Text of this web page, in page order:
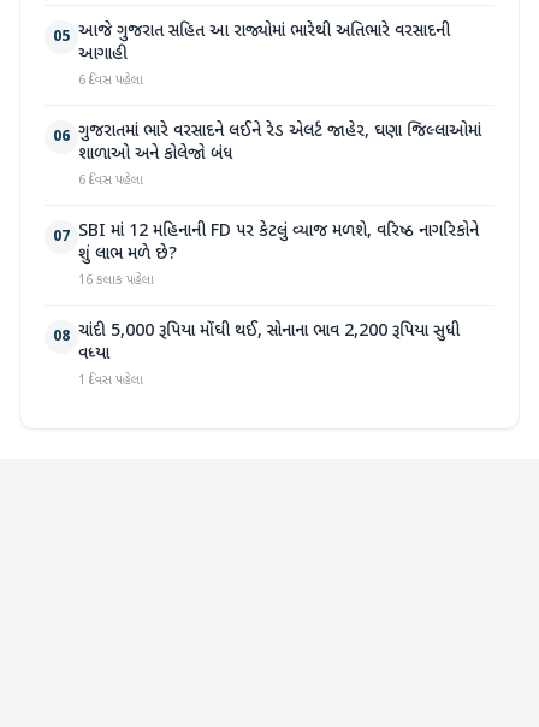
05 આજે ગુજરાત સહિત આ રાજ્યોમાં ભારેથી અતિભારે વરસાદની
આગાહી
6 દિવસ પહેલા
06 ગુજરાતમાં ભારે વરસાદને લઈને રેડ એલર્ટ જાહેર, ઘણા જિલ્લાઓમાં
શાળાઓ અને કોલેજો બંધ
6 દિવસ પહેલા
07 SBI માં 12 મહિનાની FD પર કેટલું વ્યાજ મળશે, વરિષ્ઠ નાગરિકોને
શું લાભ મળે છે?
16 કલાક પહેલા
08 ચાંદી 5,000 રૂપિયા મોંઘી થઈ, સોનાના ભાવ 2,200 રૂપિયા સુધી
વધ્યા
1 દિવસ પહેલા